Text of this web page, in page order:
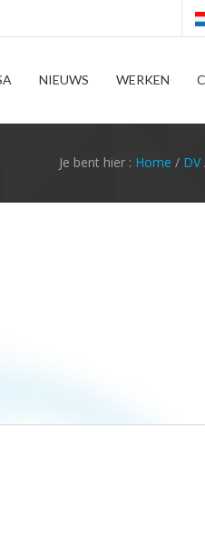
NIEUWS WERKEN
Je bent hier : Home / DV